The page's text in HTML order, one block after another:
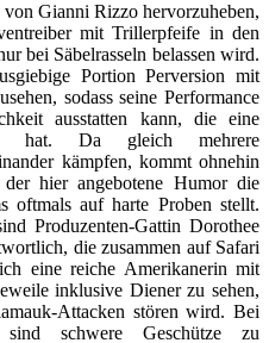
Gianni Rizzo hervorzuheben,
mit Trillerpfeife in den
bei Säbelrasseln belassen wird.
Portion Perversion mit
sodass seine Performance
ausstatten kann, die eine
hat. Da gleich mehrere
kämpfen, kommt ohnehin
hier angebotene Humor die
oftmals auf harte Proben stellt.
Produzenten-Gattin Dorothee
die zusammen auf Safari
eine reiche Amerikanerin mit
inklusive Diener zu sehen,
Attacken stören wird. Bei
schwere Geschütze zu